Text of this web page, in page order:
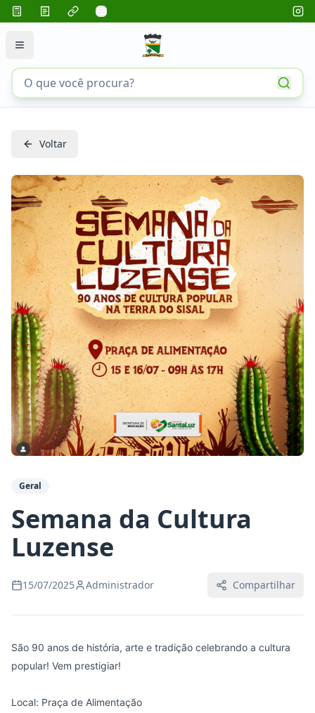
Voltar
Geral
Semana da Cultura
Luzense
15/07/2025 Administrador Compartilhar
São 90 anos de história, arte e tradição celebrando a cultura
popular! Vem prestigiar!
Local: Praça de Alimentação